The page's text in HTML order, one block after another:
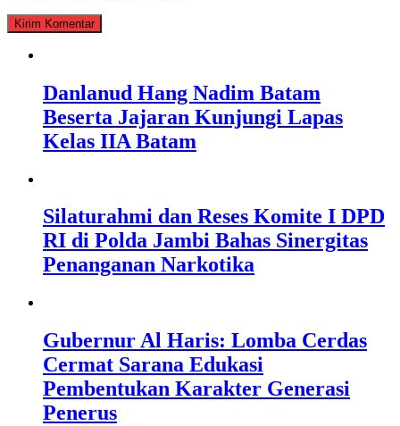
Danlanud Hang Nadim Batam
Beserta Jajaran Kunjungi Lapas
Kelas IIA Batam
Silaturahmi dan Reses Komite I DPD
RI di Polda Jambi Bahas Sinergitas
Penanganan Narkotika
Gubernur Al Haris: Lomba Cerdas
Cermat Sarana Edukasi
Pembentukan Karakter Generasi
Penerus